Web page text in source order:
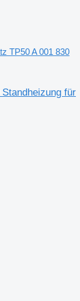
TP50 A 001 830
für